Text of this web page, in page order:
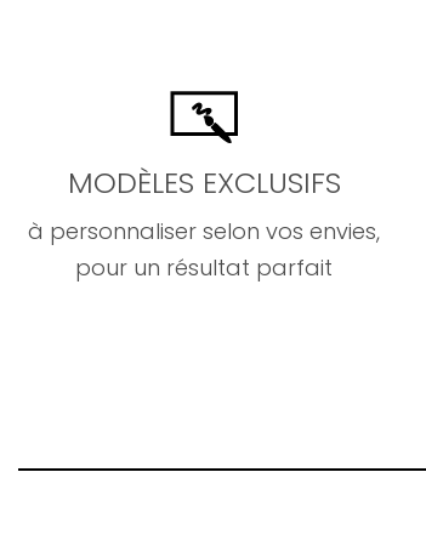
MODÈLES EXCLUSIFS
à personnaliser selon vos envies,
pour un résultat parfait